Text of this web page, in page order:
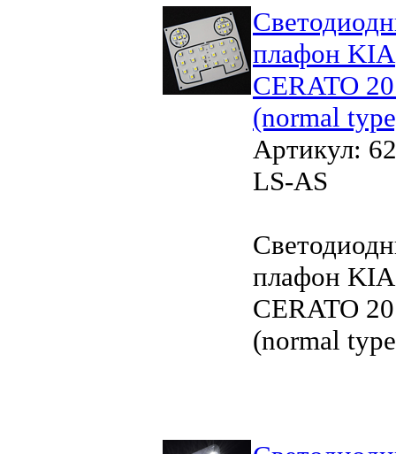
плафон KIA
CERATO
(normal
Артикул:
LS-AS
плафон KIA
CERATO
(normal